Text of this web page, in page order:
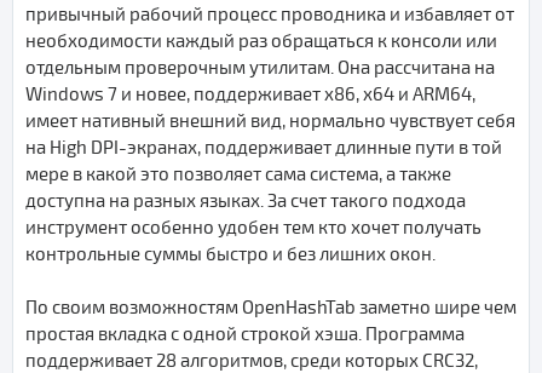
привычный рабочий процесс проводника и избавляет от
необходимости каждый раз обращаться к консоли или
отдельным проверочным утилитам. Она рассчитана на
Windows 7 и новее, поддерживает x86, x64 и ARM64,
имеет нативный внешний вид, нормально чувствует себя
на High DPI-экранах, поддерживает длинные пути в той
мере в какой это позволяет сама система, а также
доступна на разных языках. За счет такого подхода
инструмент особенно удобен тем кто хочет получать
контрольные суммы быстро и без лишних окон.
По своим возможностям OpenHashTab заметно шире чем
простая вкладка с одной строкой хэша. Программа
поддерживает 28 алгоритмов, среди которых CRC32,